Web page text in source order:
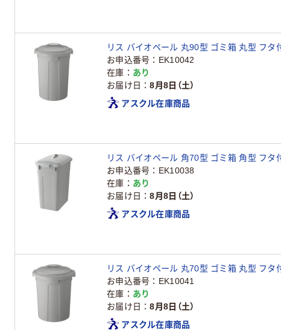
リス バイオペール 丸90型 ゴミ箱 丸型 フタ
お申込番号
EK10042
在庫
あり
お届け日
8月8日（土）
アスクル在庫商品
リス バイオペール 角70型 ゴミ箱 角型 フタ
お申込番号
EK10038
在庫
あり
お届け日
8月8日（土）
アスクル在庫商品
リス バイオペール 丸70型 ゴミ箱 丸型 フタ
お申込番号
EK10041
在庫
あり
お届け日
8月8日（土）
アスクル在庫商品